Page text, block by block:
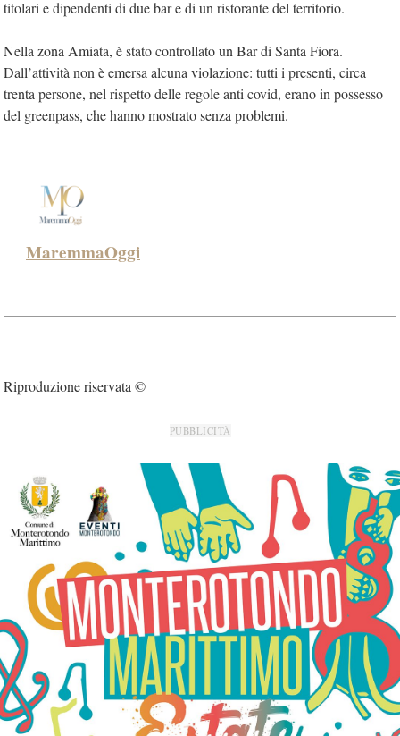
titolari e dipendenti di due bar e di un ristorante del territorio.
Nella zona Amiata, è stato controllato un Bar di Santa Fiora.
Dall’attività non è emersa alcuna violazione: tutti i presenti, circa
trenta persone, nel rispetto delle regole anti covid, erano in possesso
del greenpass, che hanno mostrato senza problemi.
MaremmaOggi
Riproduzione riservata ©
PUBBLICITÀ